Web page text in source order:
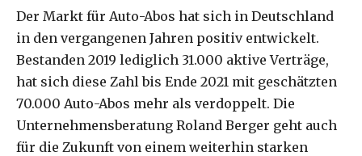
Der Markt für Auto-Abos hat sich in Deutschland
in den vergangenen Jahren positiv entwickelt.
Bestanden 2019 lediglich 31.000 aktive Verträge,
hat sich diese Zahl bis Ende 2021 mit geschätzten
70.000 Auto-Abos mehr als verdoppelt. Die
Unternehmensberatung Roland Berger geht auch
für die Zukunft von einem weiterhin starken